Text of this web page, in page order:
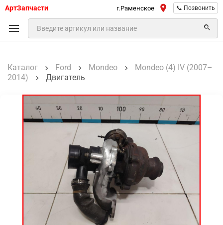
АртЗапчасти г.Раменское 📞 Позвонить
Каталог Ford Mondeo
Mondeo (4) IV (2007–
2014)
Двигатель